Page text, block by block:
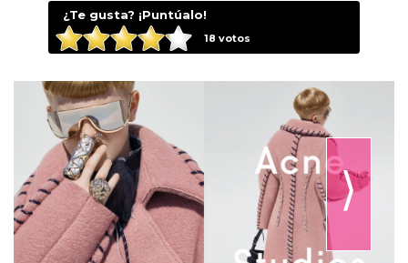
¿Te gusta? ¡Puntúalo!
18 votos
⟩